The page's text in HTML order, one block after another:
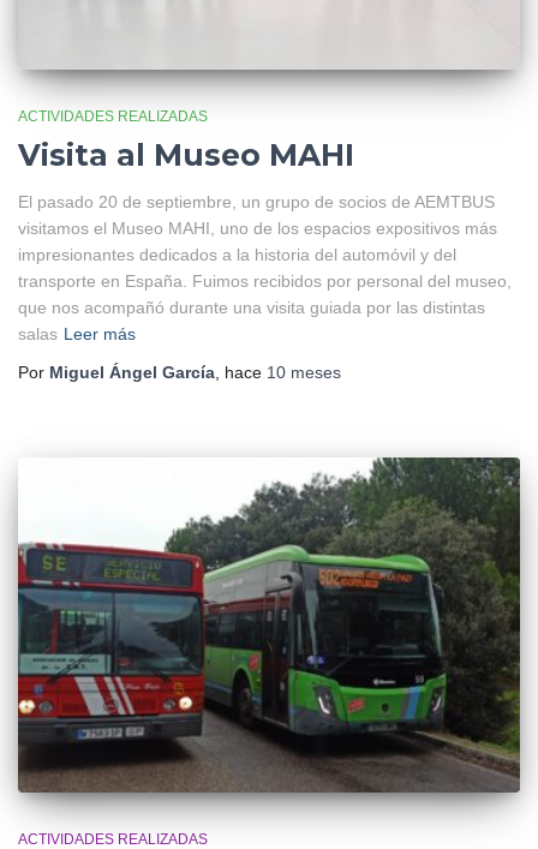
ACTIVIDADES REALIZADAS
Visita al Museo MAHI
El pasado 20 de septiembre, un grupo de socios de AEMTBUS
visitamos el Museo MAHI, uno de los espacios expositivos más
impresionantes dedicados a la historia del automóvil y del
transporte en España. Fuimos recibidos por personal del museo,
que nos acompañó durante una visita guiada por las distintas
salas Leer más
Por Miguel Ángel García , hace 10 meses
ACTIVIDADES REALIZADAS